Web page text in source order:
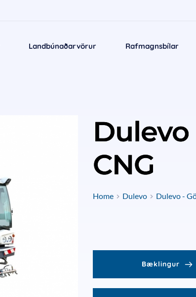
Landbúnaðarvörur Rafmagnsbílar
CNG
Home Dulevo Dulevo -
Bæklingur